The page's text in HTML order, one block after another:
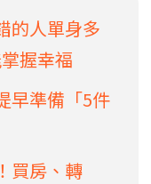
的人單身多
握幸福
早準備「5件
買房、轉